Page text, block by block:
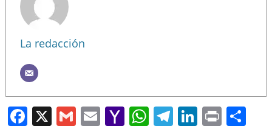
La redacción
F X G E Y W T Li Pr